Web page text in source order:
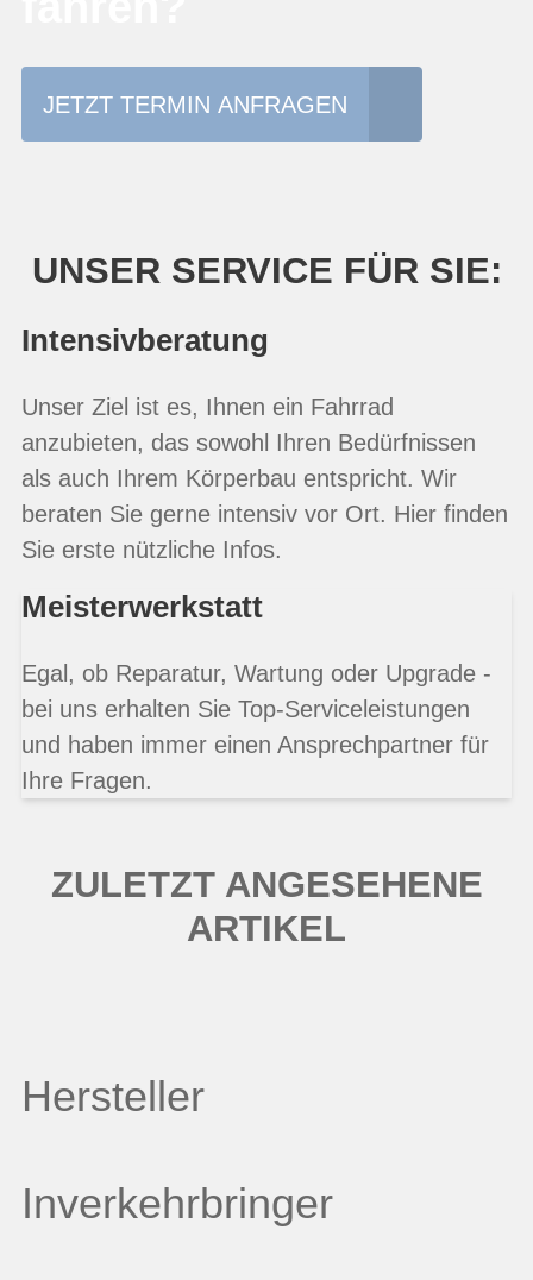
JETZT TERMIN ANFRAGEN
UNSER SERVICE FÜR SIE:
Intensivberatung
Unser Ziel ist es, Ihnen ein Fahrrad
anzubieten, das sowohl Ihren Bedürfnissen
als auch Ihrem Körperbau entspricht. Wir
beraten Sie gerne intensiv vor Ort. Hier finden
Sie erste nützliche Infos.
Meisterwerkstatt
Egal, ob Reparatur, Wartung oder Upgrade -
bei uns erhalten Sie Top-Serviceleistungen
und haben immer einen Ansprechpartner für
Ihre Fragen.
ZULETZT ANGESEHENE
ARTIKEL
Hersteller
Inverkehrbringer